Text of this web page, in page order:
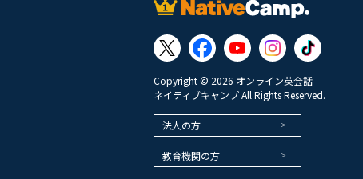
Copyright © 2026 オンライン英会話
ネイティブキャンプ All Rights Reserved.
法人の方
教育機関の方